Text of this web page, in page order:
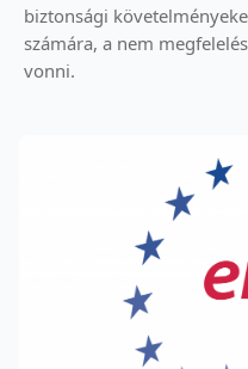
biztonsági
számára, a nem
vonni.